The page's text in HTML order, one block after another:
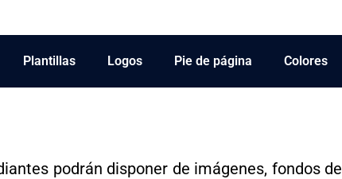
Plantillas Logos Pie de página Colores
podrán disponer de imágenes, fondos de